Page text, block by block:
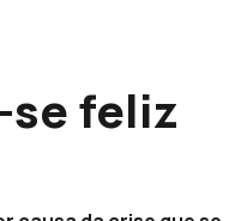
se feliz